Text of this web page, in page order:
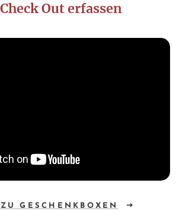
Out erfassen
GESCHENKBOXEN